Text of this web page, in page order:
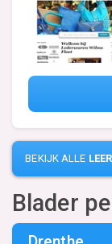
BEKIJK ALLE
Blader